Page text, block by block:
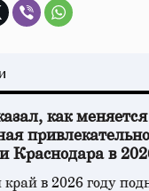
как меняется
Краснодара в
край в 2026 году